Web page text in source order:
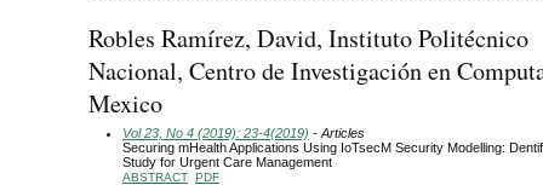
Robles Ramírez, David, Instituto Politécnico
Nacional, Centro de Investigación en
Mexico
Vol 23, No 4 (2019): 23-4(2019) - Articles
Securing mHealth Applications Using IoTsecM Security Modelling:
Study for Urgent Care Management
ABSTRACT PDF